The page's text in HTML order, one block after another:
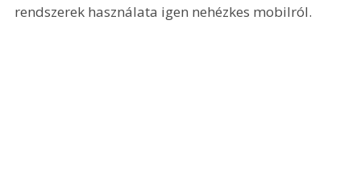
rendszerek használata igen nehézkes mobilról.